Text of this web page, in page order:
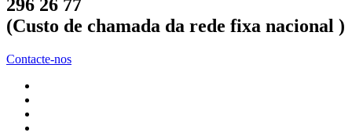
296 26 77
(Custo de chamada da rede fixa nacional )
Contacte-nos